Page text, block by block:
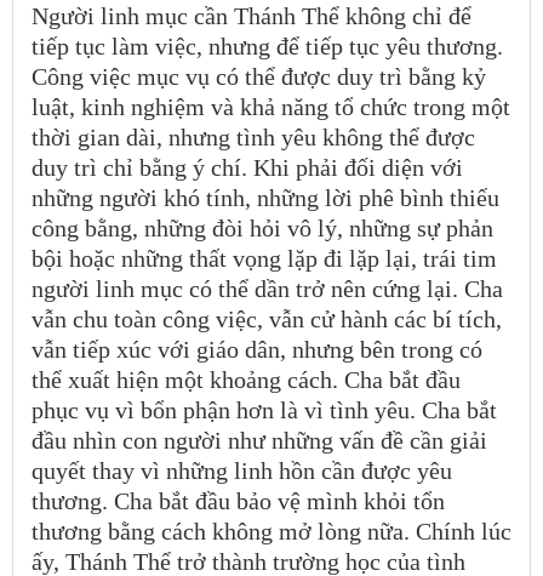
Người linh mục cần Thánh Thể không chỉ để
tiếp tục làm việc, nhưng để tiếp tục yêu thương.
Công việc mục vụ có thể được duy trì bằng kỷ
luật, kinh nghiệm và khả năng tổ chức trong một
thời gian dài, nhưng tình yêu không thể được
duy trì chỉ bằng ý chí. Khi phải đối diện với
những người khó tính, những lời phê bình thiếu
công bằng, những đòi hỏi vô lý, những sự phản
bội hoặc những thất vọng lặp đi lặp lại, trái tim
người linh mục có thể dần trở nên cứng lại. Cha
vẫn chu toàn công việc, vẫn cử hành các bí tích,
vẫn tiếp xúc với giáo dân, nhưng bên trong có
thể xuất hiện một khoảng cách. Cha bắt đầu
phục vụ vì bổn phận hơn là vì tình yêu. Cha bắt
đầu nhìn con người như những vấn đề cần giải
quyết thay vì những linh hồn cần được yêu
thương. Cha bắt đầu bảo vệ mình khỏi tổn
thương bằng cách không mở lòng nữa. Chính lúc
ấy, Thánh Thể trở thành trường học của tình